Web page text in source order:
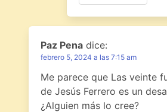
Paz Pena dice:
febrero 5, 2024 a las 7:15 am
Me parece que Las veinte
de Jesús Ferrero es un
¿Alguien más lo cree?